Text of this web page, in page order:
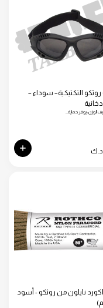
التكتيكية– سوداء –
الوزن: يوفر حماية…
د.ك
نايلون من روثكو - أسود